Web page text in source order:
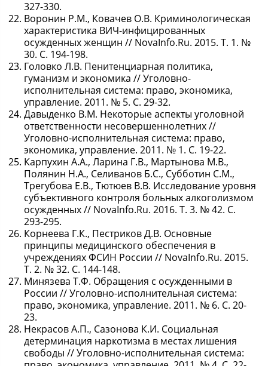
327-330.
Воронин Р.М., Ковачев О.В. Криминологическая
характеристика ВИЧ-инфицированных
осужденных женщин // NovaInfo.Ru. 2015. Т. 1. №
30. С. 194-198.
Головко Л.В. Пенитенциарная политика,
гуманизм и экономика // Уголовно-
исполнительная система: право, экономика,
управление. 2011. № 5. С. 29-32.
Давыденко В.М. Некоторые аспекты уголовной
ответственности несовершеннолетних //
Уголовно-исполнительная система: право,
экономика, управление. 2011. № 1. С. 19-22.
Карпухин А.А., Ларина Г.В., Мартынова М.В.,
Полянин Н.А., Селиванов Б.С., Субботин С.М.,
Трегубова Е.В., Тютюев В.В. Исследование уровня
субъективного контроля больных алкоголизмом
осужденных // NovaInfo.Ru. 2016. Т. 3. № 42. С.
293-295.
Корнеева Г.К., Пестриков Д.В. Основные
принципы медицинского обеспечения в
учреждениях ФСИН России // NovaInfo.Ru. 2015.
Т. 2. № 32. С. 144-148.
Минязева Т.Ф. Обращения с осужденными в
России // Уголовно-исполнительная система:
право, экономика, управление. 2011. № 6. С. 20-
23.
Некрасов А.П., Сазонова К.И. Социальная
детерминация наркотизма в местах лишения
свободы // Уголовно-исполнительная система: